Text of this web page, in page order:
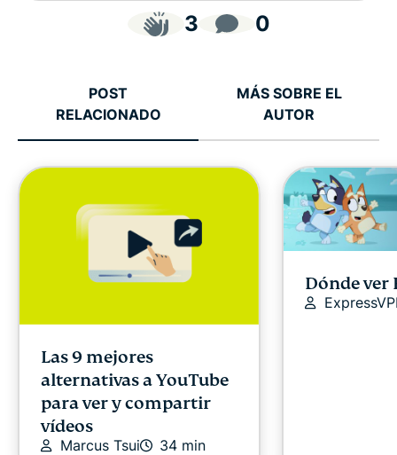
3 0
POST
RELACIONADO
MÁS SOBRE EL
AUTOR
Las 9 mejores
alternativas a YouTube
para ver y compartir
vídeos
Marcus Tsui 34 min
Dónde ver